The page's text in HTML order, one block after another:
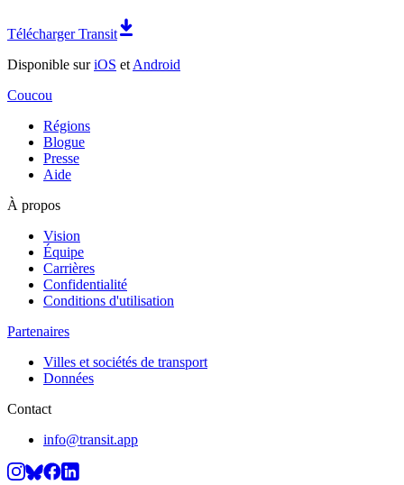
Télécharger Transit
Disponible suriOS et Android
Coucou
Régions
Blogue
Presse
Aide
À propos
Vision
Équipe
Carrières
Confidentialité
Conditions d'utilisation
Partenaires
Villes et sociétés de transport
Données
Contact
info@transit.app